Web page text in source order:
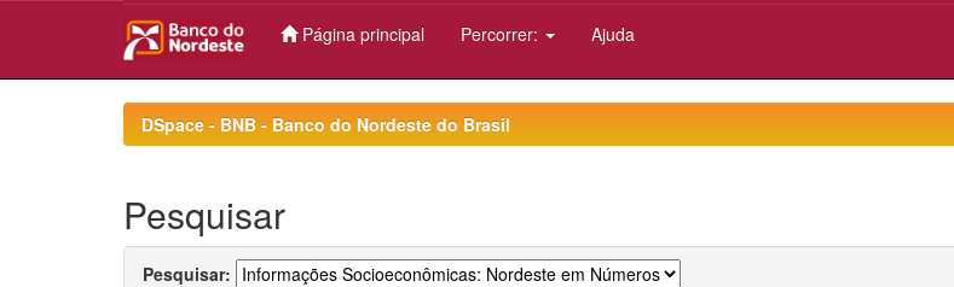
Página principal Percorrer: Ajuda
DSpace - BNB - Banco do Nordeste do Brasil
Pesquisar
Pesquisar: